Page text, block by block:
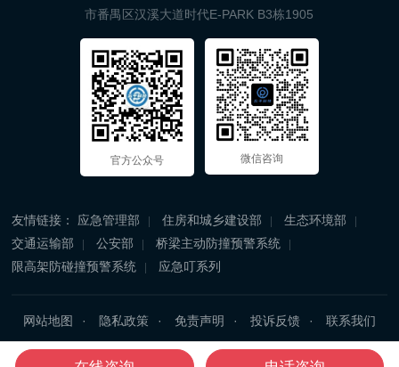
市番禺区汉溪大道时代E-PARK B3栋1905
官方公众号 微信咨询
友情链接： 应急管理部 住房和城乡建设部
生态环境部
交通运输部
公安部
桥梁主动防撞预警系统
限高架防碰撞预警系统
应急叮系列
网站地图 隐私政策 免责声明 投诉反馈
联系我们
Copyright © 2025 广州忘平信息科技有限公司 All Rights Reserved.